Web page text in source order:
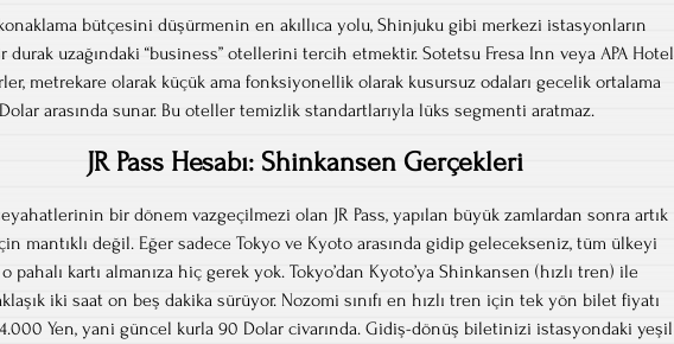
konaklama bütçesini düşürmenin en akıllıca yolu, Shinjuku gibi merkezi istasyonların
durak uzağındaki “business” otellerini tercih etmektir. Sotetsu Fresa Inn veya APA Hotel
metrekare olarak küçük ama fonksiyonellik olarak kusursuz odaları gecelik ortalama
arasında sunar. Bu oteller temizlik standartlarıyla lüks segmenti aratmaz.
JR Pass Hesabı: Shinkansen Gerçekleri
bir dönem vazgeçilmezi olan JR Pass, yapılan büyük zamlardan sonra artık
mantıklı değil. Eğer sadece Tokyo ve Kyoto arasında gidip gelecekseniz, tüm ülkeyi
pahalı kartı almanıza hiç gerek yok. Tokyo’dan Kyoto’ya Shinkansen (hızlı tren) ile
iki saat on beş dakika sürüyor. Nozomi sınıfı en hızlı tren için tek yön bilet fiyatı
Yen, yani güncel kurla 90 Dolar civarında. Gidiş-dönüş biletinizi istasyondaki yeşil